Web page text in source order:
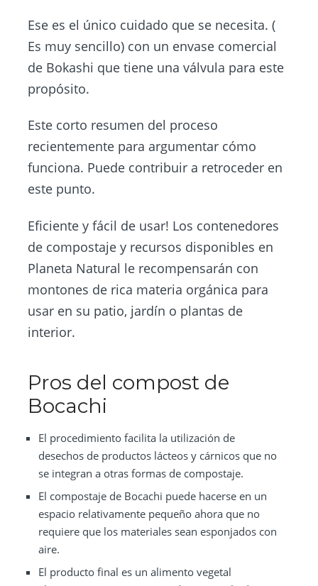
Ese es el único cuidado que se necesita. (
Es muy sencillo) con un envase comercial
de Bokashi que tiene una válvula para este
propósito.
Este corto resumen del proceso
recientemente para argumentar cómo
funciona. Puede contribuir a retroceder en
este punto.
Eficiente y fácil de usar! Los contenedores
de compostaje y recursos disponibles en
Planeta Natural le recompensarán con
montones de rica materia orgánica para
usar en su patio, jardín o plantas de
interior.
Pros del compost de
Bocachi
El procedimiento facilita la utilización de
desechos de productos lácteos y cárnicos que no
se integran a otras formas de compostaje.
El compostaje de Bocachi puede hacerse en un
espacio relativamente pequeño ahora que no
requiere que los materiales sean esponjados con
aire.
El producto final es un alimento vegetal